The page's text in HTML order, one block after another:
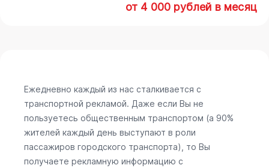
от 4 000 рублей в месяц
Ежедневно каждый из нас сталкивается с
транспортной рекламой. Даже если Вы не
пользуетесь общественным транспортом (а 90%
жителей каждый день выступают в роли
пассажиров городского транспорта), то Вы
получаете рекламную информацию с